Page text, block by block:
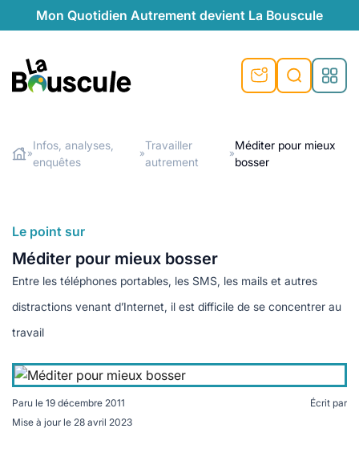
Mon Quotidien Autrement devient La Bouscule
au naturel
végétariennes
locales
plus de recyclage
durables
naturelle
naturel
de recyclage
témoignages
saison
Rechercher
»
Infos, analyses,
enquêtes
»
Travailler
autrement
»
Méditer pour mieux
bosser
Le point sur
Méditer pour mieux bosser
Entre les téléphones portables, les SMS, les mails et autres
distractions venant d’Internet, il est difficile de se concentrer au
travail
Paru le 19 décembre 2011
Mise à jour le 28 avril 2023
Écrit par